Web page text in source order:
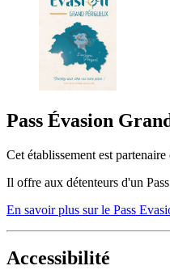
Pass Évasion
Cet établissement est
Il offre aux détenteurs d'un
En savoir plus sur le Pass
Accessibilité